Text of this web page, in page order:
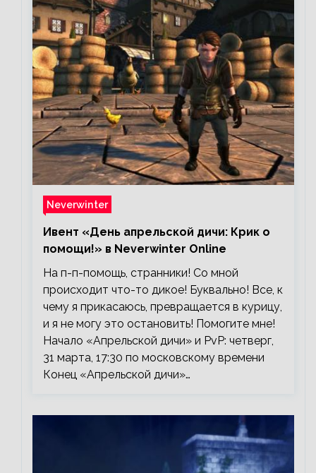
Neverwinter
Ивент «День апрельской дичи: Крик о
помощи!» в Neverwinter Online
На п-п-помощь, странники! Со мной
происходит что-то дикое! Буквально! Все, к
чему я прикасаюсь, превращается в курицу,
и я не могу это остановить! Помогите мне!
Начало «Апрельской дичи» и PvP: четверг,
31 марта, 17:30 по московскому времени
Конец «Апрельской дичи»…